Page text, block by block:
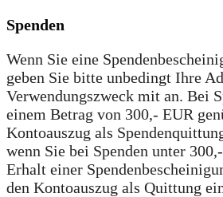
Spenden
Wenn Sie eine
geben Sie bitte unbedingt Ihre
Verwendungszweck mit an. Bei
einem Betrag von 300,- EUR
Kontoauszug als
wenn Sie bei Spenden unter
Erhalt einer
den Kontoauszug als Quittung